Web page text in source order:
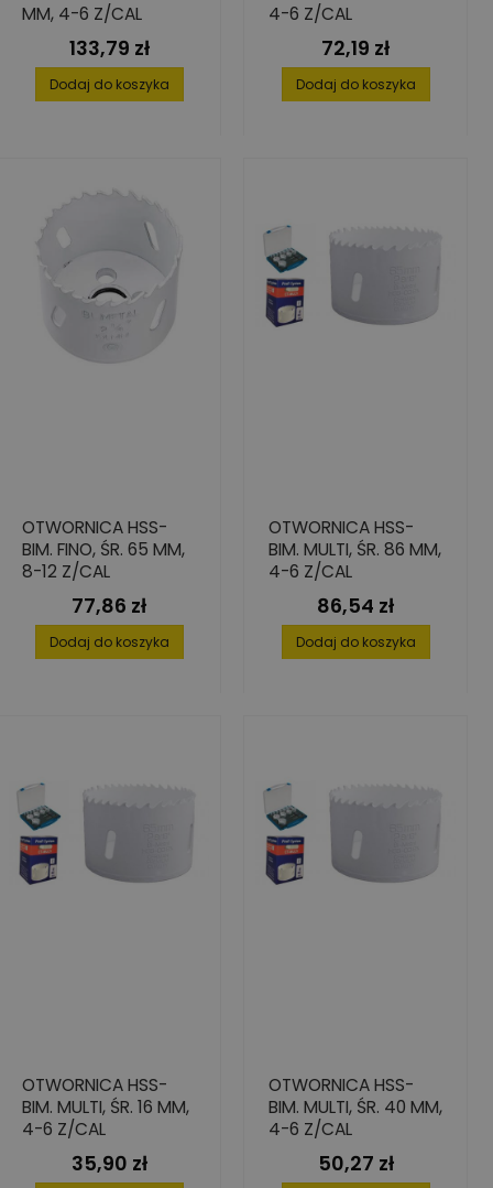
MM, 4-6 Z/CAL
Cena
133,79 zł
Dodaj do koszyka
4-6 Z/CAL
Cena
72,19 zł
Dodaj do koszyka
OTWORNICA HSS-
BIM. FINO, ŚR. 65 MM,
8-12 Z/CAL
Cena
77,86 zł
Dodaj do koszyka
OTWORNICA HSS-
BIM. MULTI, ŚR. 86 MM,
4-6 Z/CAL
Cena
86,54 zł
Dodaj do koszyka
OTWORNICA HSS-
BIM. MULTI, ŚR. 16 MM,
4-6 Z/CAL
Cena
35,90 zł
OTWORNICA HSS-
BIM. MULTI, ŚR. 40 MM,
4-6 Z/CAL
Cena
50,27 zł